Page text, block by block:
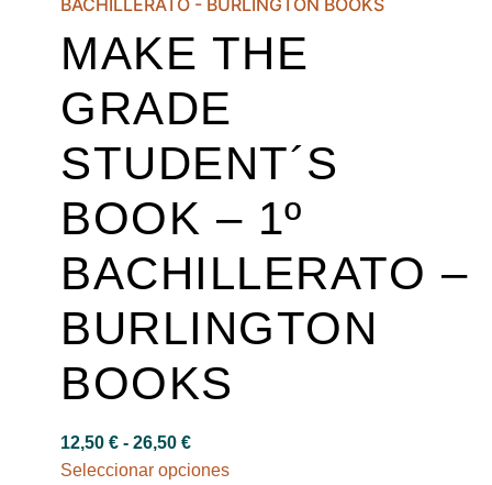
MAKE THE
GRADE
STUDENT´S
BOOK – 1º
BACHILLERATO –
BURLINGTON
BOOKS
12,50 € - 26,50 €
Seleccionar opciones